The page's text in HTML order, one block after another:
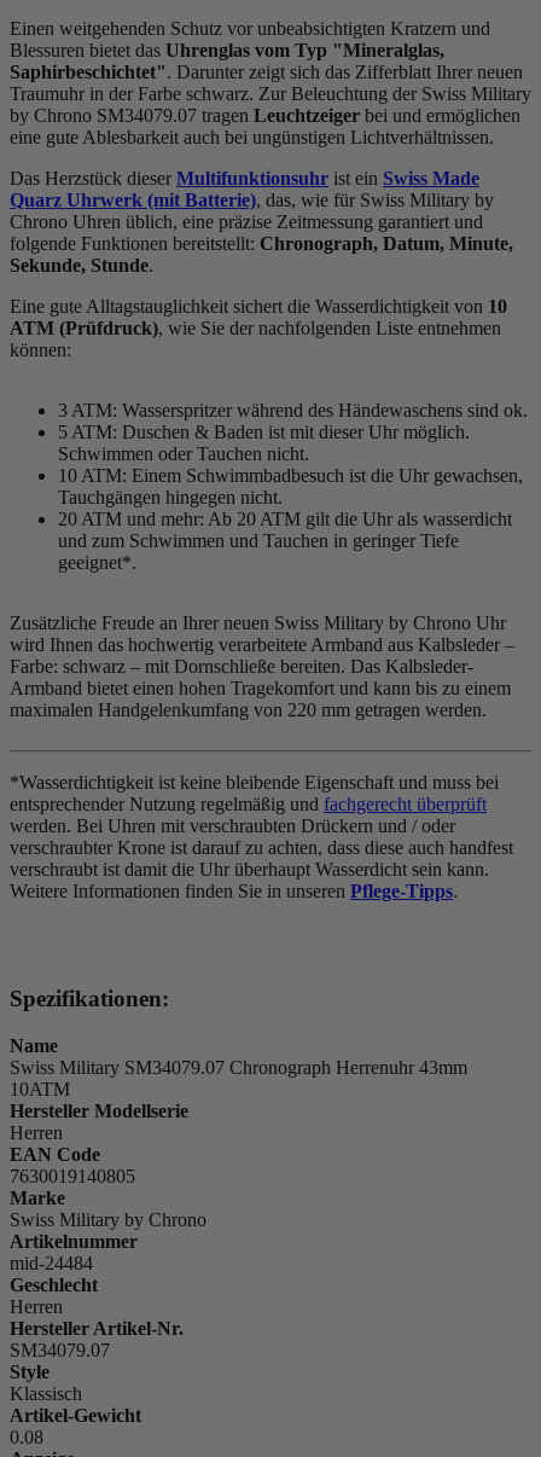
Einen weitgehenden Schutz vor unbeabsichtigten Kratzern und
Blessuren bietet das Uhrenglas vom Typ "Mineralglas,
Saphirbeschichtet". Darunter zeigt sich das Zifferblatt Ihrer neuen
Traumuhr in der Farbe schwarz. Zur Beleuchtung der Swiss Military
by Chrono SM34079.07 tragen Leuchtzeiger bei und ermöglichen
eine gute Ablesbarkeit auch bei ungünstigen Lichtverhältnissen.
Das Herzstück dieser Multifunktionsuhr ist ein Swiss Made
Quarz Uhrwerk (mit Batterie), das, wie für Swiss Military by
Chrono Uhren üblich, eine präzise Zeitmessung garantiert und
folgende Funktionen bereitstellt: Chronograph, Datum, Minute,
Sekunde, Stunde.
Eine gute Alltagstauglichkeit sichert die Wasserdichtigkeit von 10
ATM (Prüfdruck), wie Sie der nachfolgenden Liste entnehmen
können:
3 ATM: Wasserspritzer während des Händewaschens sind ok.
5 ATM: Duschen & Baden ist mit dieser Uhr möglich.
Schwimmen oder Tauchen nicht.
10 ATM: Einem Schwimmbadbesuch ist die Uhr gewachsen,
Tauchgängen hingegen nicht.
20 ATM und mehr: Ab 20 ATM gilt die Uhr als wasserdicht
und zum Schwimmen und Tauchen in geringer Tiefe
geeignet*.
Zusätzliche Freude an Ihrer neuen Swiss Military by Chrono Uhr
wird Ihnen das hochwertig verarbeitete Armband aus Kalbsleder –
Farbe: schwarz – mit Dornschließe bereiten. Das Kalbsleder-
Armband bietet einen hohen Tragekomfort und kann bis zu einem
maximalen Handgelenkumfang von 220 mm getragen werden.
*Wasserdichtigkeit ist keine bleibende Eigenschaft und muss bei
entsprechender Nutzung regelmäßig und fachgerecht überprüft
werden. Bei Uhren mit verschraubten Drückern und / oder
verschraubter Krone ist darauf zu achten, dass diese auch handfest
verschraubt ist damit die Uhr überhaupt Wasserdicht sein kann.
Weitere Informationen finden Sie in unseren Pflege-Tipps.
Spezifikationen:
Name
Swiss Military SM34079.07 Chronograph Herrenuhr 43mm
10ATM
Hersteller Modellserie
Herren
EAN Code
7630019140805
Marke
Swiss Military by Chrono
Artikelnummer
mid-24484
Geschlecht
Herren
Hersteller Artikel-Nr.
SM34079.07
Style
Klassisch
Artikel-Gewicht
0.08